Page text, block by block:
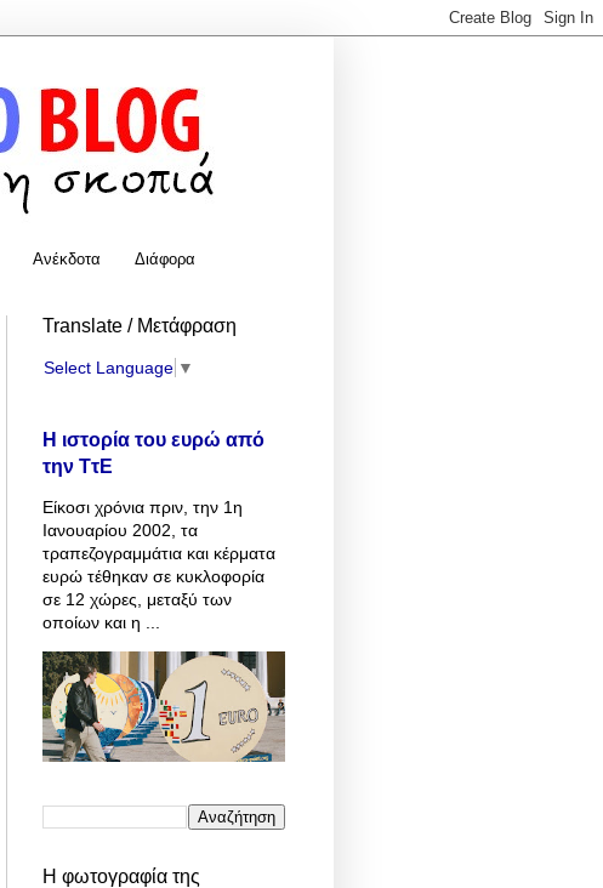
Ανέκδοτα Διάφορα
Translate / Μετάφραση
Select Language ▼
Η ιστορία του ευρώ από
την ΤτΕ
Είκοσι χρόνια πριν, την 1η
Ιανουαρίου 2002, τα
τραπεζογραμμάτια και κέρματα
ευρώ τέθηκαν σε κυκλοφορία
σε 12 χώρες, μεταξύ των
οποίων και η ...
Η φωτογραφία της